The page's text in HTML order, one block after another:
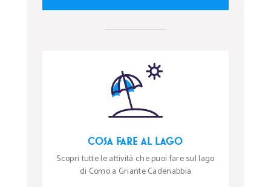
COSA FARE AL LAGO
Scopri tutte le attività che puoi fare sul lago
di Como a Griante Cadenabbia